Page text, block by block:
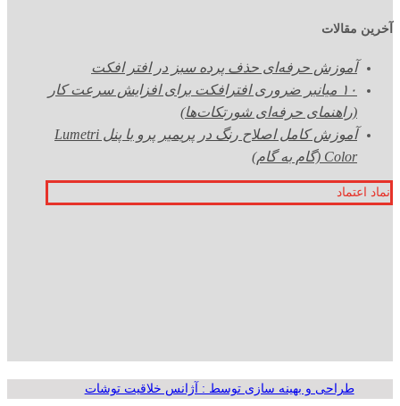
آخرین مقالات
آموزش حرفه‌ای حذف پرده سبز در افتر افکت
۱۰ میانبر ضروری افترافکت برای افزایش سرعت کار
(راهنمای حرفه‌ای شورتکات‌ها)
آموزش کامل اصلاح رنگ در پریمیر پرو با پنل Lumetri
Color (گام به گام)
نماد اعتماد
طراحی و بهینه سازی توسط : آژانس خلاقیت توشات